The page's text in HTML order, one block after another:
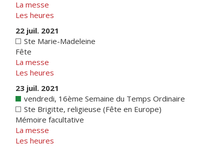
La messe
Les heures
22 juil. 2021
Ste Marie-Madeleine
Fête
La messe
Les heures
23 juil. 2021
vendredi, 16ème Semaine du Temps Ordinaire
Ste Brigitte, religieuse (Fête en Europe)
Mémoire facultative
La messe
Les heures